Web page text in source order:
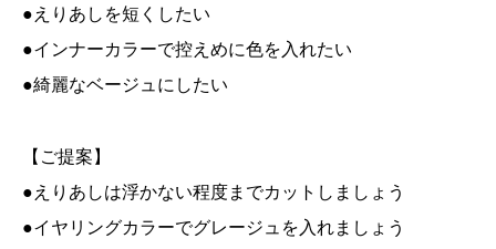
●えりあしを短くしたい
●インナーカラーで控えめに色を入れたい
●綺麗なベージュにしたい
【ご提案】
●えりあしは浮かない程度までカットしましょう
●イヤリングカラーでグレージュを入れましょう